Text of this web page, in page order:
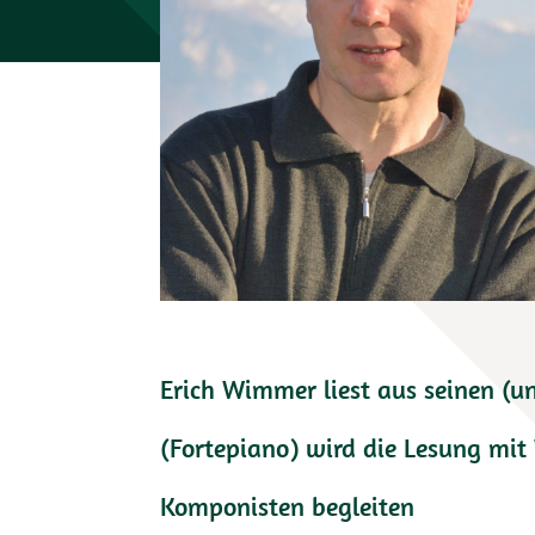
Erich Wimmer liest aus seinen
(Fortepiano) wird die Lesung
Komponisten begleiten